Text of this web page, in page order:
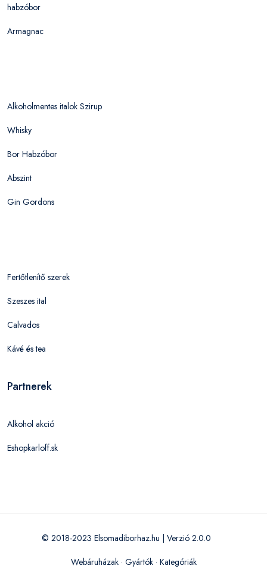
habzóbor
Armagnac
Alkoholmentes italok Szirup
Whisky
Bor Habzóbor
Abszint
Gin Gordons
Fertőtlenítő szerek
Szeszes ital
Calvados
Kávé és tea
Partnerek
Alkohol akció
Eshopkarloff.sk
© 2018-2023 Elsomadiborhaz.hu | Verzió 2.0.0
Webáruházak· Gyártók· Kategóriák